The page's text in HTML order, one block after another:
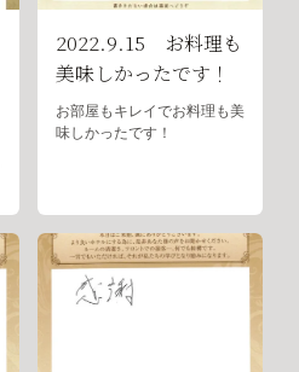
2022.9.15 お料理も
美味しかったです！
お部屋もキレイでお料理も美
味しかったです！